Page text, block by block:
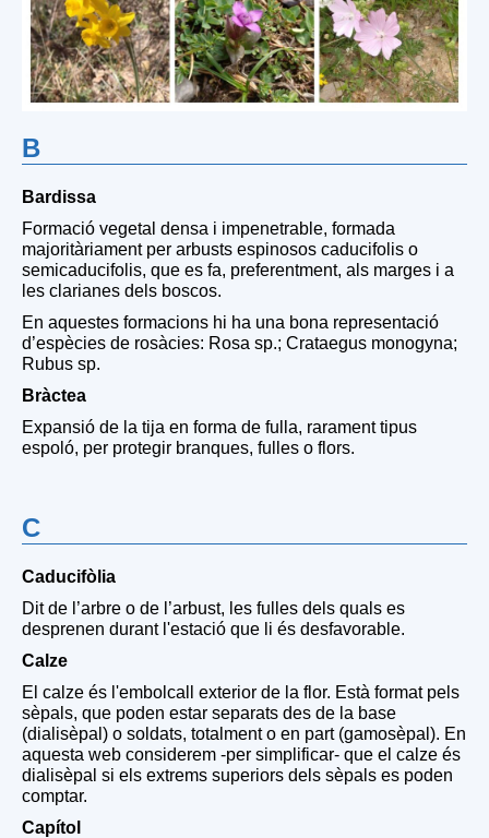
B
Bardissa
Formació vegetal densa i impenetrable, formada
majoritàriament per arbusts espinosos caducifolis o
semicaducifolis, que es fa, preferentment, als marges i a
les clarianes dels boscos.
En aquestes formacions hi ha una bona representació
d’espècies de rosàcies: Rosa sp.; Crataegus monogyna;
Rubus sp.
Bràctea
Expansió de la tija en forma de fulla, rarament tipus
espoló, per protegir branques, fulles o flors.
C
Caducifòlia
Dit de l’arbre o de l’arbust, les fulles dels quals es
desprenen durant l'estació que li és desfavorable.
Calze
El calze és l'embolcall exterior de la flor. Està format pels
sèpals, que poden estar separats des de la base
(dialisèpal) o soldats, totalment o en part (gamosèpal). En
aquesta web considerem -per simplificar- que el calze és
dialisèpal si els extrems superiors dels sèpals es poden
comptar.
Capítol